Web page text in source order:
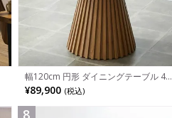
幅120cm 円形 ダイニングテーブル 4人
用 セラミック天板 丸テーブル 食卓テー
ブル おしゃれ リビングテーブル ラウン
ン
¥89,900 (税込)
8